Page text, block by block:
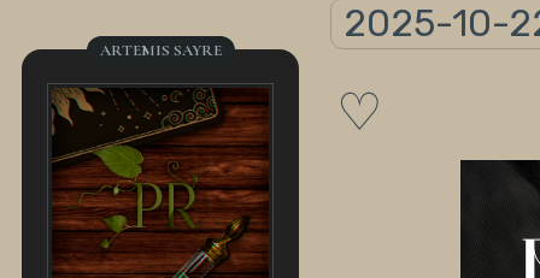
2025-10-
ARTEMIS SAYRE
♡